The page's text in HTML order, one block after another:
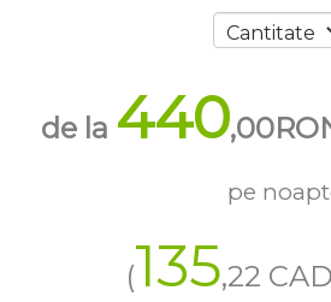
de la 440,00
pe
(135,22 CAD